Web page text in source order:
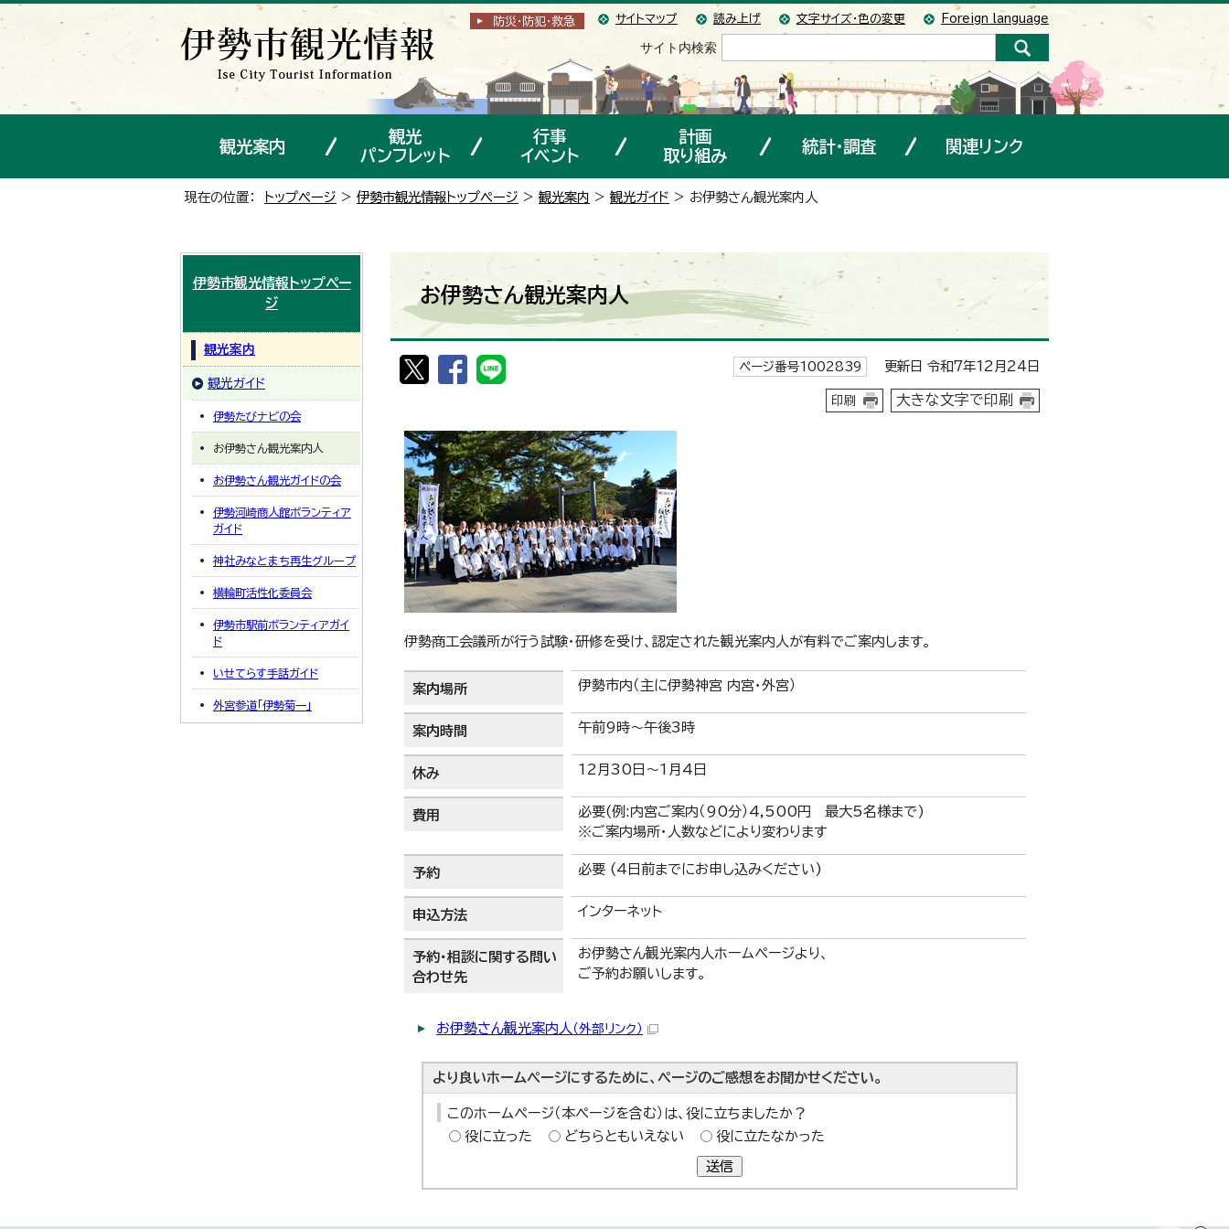
防災・防犯・救急 サイトマップ 読み上げ 文字サイズ・色の変更 Foreign language
サイト内検索
観光案内
観光
パンフレット
行事
イベント
計画
取り組み
統計・調査 関連リンク
現在の位置： トップページ > 伊勢市観光情報トップページ > 観光案内 > 観光ガイド > お伊勢さん観光案内人
お伊勢さん観光案内人
ページ番号1002839 更新日 令和7年12月24日
印刷 大きな文字で印刷
伊勢商工会議所が行う試験・研修を受け、認定された観光案内人が有料でご案内します。
案内場所 伊勢市内（主に伊勢神宮 内宮・外宮）
案内時間 午前9時～午後3時
休み 12月30日～1月4日
費用
必要(例:内宮ご案内（90分）4,500円 最大5名様まで)
※ご案内場所・人数などにより変わります
予約 必要 (4日前までにお申し込みください)
申込方法 インターネット
予約・相談に関する問い
合わせ先
お伊勢さん観光案内人ホームページより、
ご予約お願いします。
お伊勢さん観光案内人 （外部リンク）
より良いホームページにするために、ページのご感想をお聞かせください。
このホームページ（本ページを含む）は、役に立ちましたか？
役に立った
どちらともいえない 役に立たなかった
送信
伊勢市観光情報トップペー
ジ
観光案内
観光ガイド
伊勢たびナビの会
お伊勢さん観光案内人
お伊勢さん観光ガイドの会
伊勢河崎商人館ボランティア
ガイド
神社みなとまち再生グループ
横輪町活性化委員会
伊勢市駅前ボランティアガイ
ド
いせてらす手話ガイド
外宮参道「伊勢菊一」